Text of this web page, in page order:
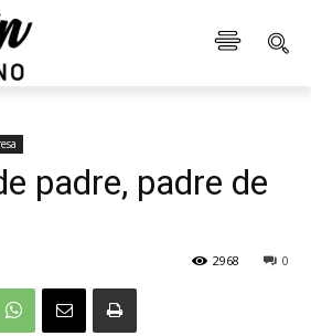
padre, padre de
0
2968